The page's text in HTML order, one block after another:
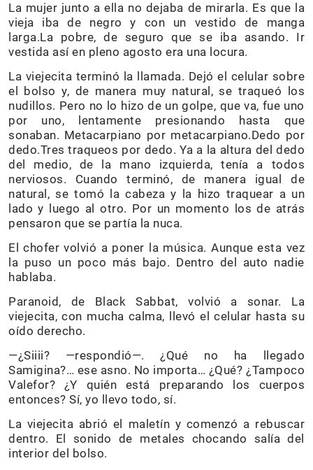
La mujer junto a ella no dejaba de mirarla. Es que la
vieja iba de negro y con un vestido de manga
larga.La pobre, de seguro que se iba asando. Ir
vestida así en pleno agosto era una locura.
La viejecita terminó la llamada. Dejó el celular sobre
el bolso y, de manera muy natural, se traqueó los
nudillos. Pero no lo hizo de un golpe, que va, fue uno
por uno, lentamente presionando hasta que
sonaban. Metacarpiano por metacarpiano.Dedo por
dedo.Tres traqueos por dedo. Ya a la altura del dedo
del medio, de la mano izquierda, tenía a todos
nerviosos. Cuando terminó, de manera igual de
natural, se tomó la cabeza y la hizo traquear a un
lado y luego al otro. Por un momento los de atrás
pensaron que se partía la nuca.
El chofer volvió a poner la música. Aunque esta vez
la puso un poco más bajo. Dentro del auto nadie
hablaba.
Paranoid, de Black Sabbat, volvió a sonar. La
viejecita, con mucha calma, llevó el celular hasta su
oído derecho.
—¿Siiii? —respondió—. ¿Qué no ha llegado
Samigina?… ese asno. No importa… ¿Qué? ¿Tampoco
Valefor? ¿Y quién está preparando los cuerpos
entonces? Sí, yo llevo todo, sí.
La viejecita abrió el maletín y comenzó a rebuscar
dentro. El sonido de metales chocando salía del
interior del bolso.